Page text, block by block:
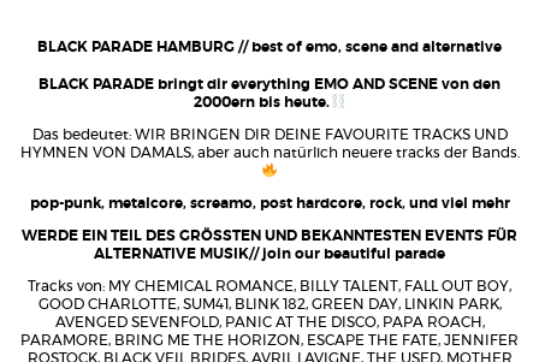
BLACK PARADE HAMBURG // best of emo, scene and alternative
BLACK PARADE bringt dir everything EMO AND SCENE von den
2000ern bis heute.
Das bedeutet: WIR BRINGEN DIR DEINE FAVOURITE TRACKS UND
HYMNEN VON DAMALS, aber auch natürlich neuere tracks der Bands.
pop-punk, metalcore, screamo, post hardcore, rock, und viel mehr
WERDE EIN TEIL DES GRÖSSTEN UND BEKANNTESTEN EVENTS FÜR
ALTERNATIVE MUSIK// join our beautiful parade
Tracks von: MY CHEMICAL ROMANCE, BILLY TALENT, FALL OUT BOY,
GOOD CHARLOTTE, SUM41, BLINK 182, GREEN DAY, LINKIN PARK,
AVENGED SEVENFOLD, PANIC AT THE DISCO, PAPA ROACH,
PARAMORE, BRING ME THE HORIZON, ESCAPE THE FATE, JENNIFER
ROSTOCK, BLACK VEIL BRIDES, AVRIL LAVIGNE, THE USED, MOTHER